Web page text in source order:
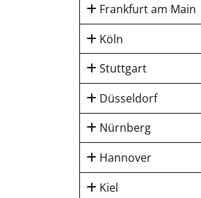
Frankfurt am Main
Köln
Stuttgart
Düsseldorf
Nürnberg
Hannover
Kiel